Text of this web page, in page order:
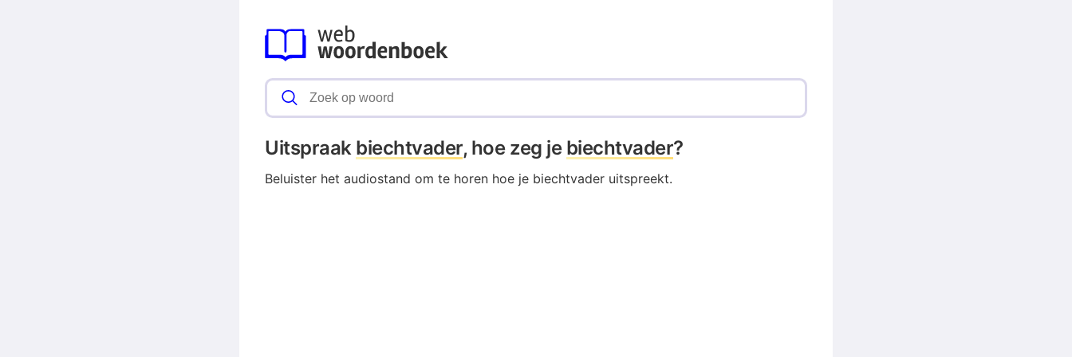
Uitspraak biechtvader, hoe zeg je biechtvader?
Beluister het audiostand om te horen hoe je biechtvader uitspreekt.